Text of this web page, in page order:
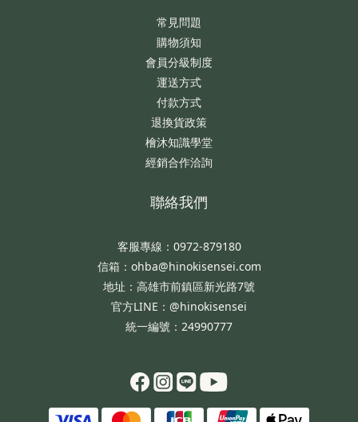
常見問題
購物須知
會員分級制度
運送方式
付款方式
退換貨政策
檜沐知識學堂
經銷合作洽詢
聯絡我們
客服專線：0972-879180
信箱：ohba@hinokisensei.com
地址：高雄市前鎮區新光路7號
官方LINE：@hinokisensei
統一編號：24990777